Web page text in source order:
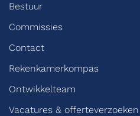
Bestuur
Commissies
Contact
Rekenkamerkompas
Ontwikkelteam
Vacatures & offerteverzoeken